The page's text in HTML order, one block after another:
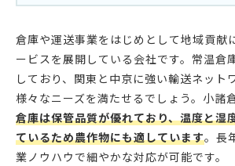
倉庫や運送事業をはじめとして地域貢献
ービスを展開している会社です。常温倉
しており、関東と中京に強い輸送ネット
様々なニーズを満たせるでしょう。小諸
倉庫は保管品質が優れており、温度と湿
ているため農作物にも適しています。長
業ノウハウで細やかな対応が可能です。